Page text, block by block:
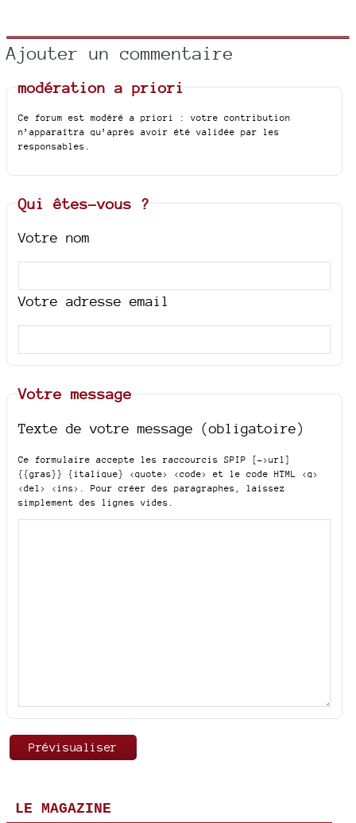
Ajouter un commentaire
modération a priori
Ce forum est modéré a priori : votre contribution
n’apparaîtra qu’après avoir été validée par les
responsables.
Qui êtes-vous ?
Votre nom
Votre adresse email
Votre message
Texte de votre message (obligatoire)
Ce formulaire accepte les raccourcis SPIP
[->url]
{{gras}} {italique} <quote> <code>
et le code HTML <q>
<del> <ins>
. Pour créer des paragraphes, laissez
simplement des lignes vides.
LE MAGAZINE